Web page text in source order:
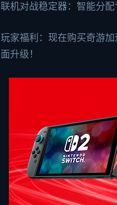
联机对战稳定器：智能分
玩家福利：现在购买奇游
面升级！